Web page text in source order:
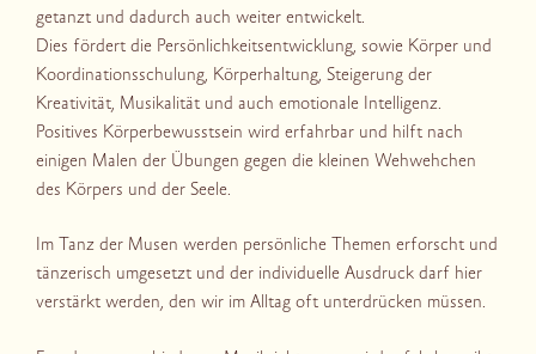
getanzt und dadurch auch weiter entwickelt.
Dies fördert die Persönlichkeitsentwicklung, sowie Körper und
Koordinationsschulung, Körperhaltung, Steigerung der
Kreativität, Musikalität und auch emotionale Intelligenz.
Positives Körperbewusstsein wird erfahrbar und hilft nach
einigen Malen der Übungen gegen die kleinen Wehwehchen
des Körpers und der Seele.
Im Tanz der Musen werden persönliche Themen erforscht und
tänzerisch umgesetzt und der individuelle Ausdruck darf hier
verstärkt werden, den wir im Alltag oft unterdrücken müssen.